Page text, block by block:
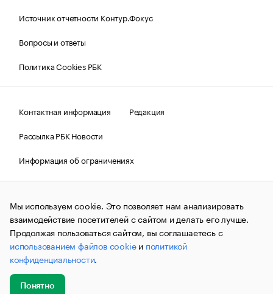
Источник отчетности Контур.Фокус
Вопросы и ответы
Политика Cookies РБК
Контактная информация
Редакция
Рассылка РБК Новости
Информация об ограничениях
Правовая информация
О соблюдении авторских прав
© АО «РОСБИЗНЕСКОНСАЛТИНГ»,1995–2026.Сообщения
и материалы информационного агентства «РБК»
(зарегистрировано Федеральной службой по надзору в сфере
связи, информационных технологий и массовых
коммуникаций (Роскомнадзор) 09.12.2015 за номером ИА
№ФС77-63848) сопровождаются пометкой «РБК». Отдельные
публикации могут содержать информацию,
не предназначенную для пользователей
до 18 лет.
Мы используем cookie. Это позволяет нам анализировать
взаимодействие посетителей с сайтом и делать его лучше.
Продолжая пользоваться сайтом, вы соглашаетесь с
использованием файлов cookieи политикой
конфиденциальности.
Понятно